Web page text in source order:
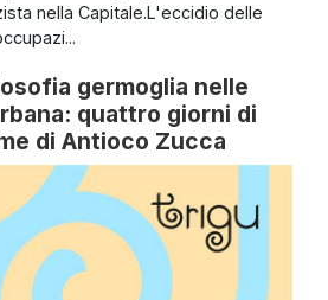
nella Capitale.L'eccidio delle
germoglia nelle
quattro giorni di
di Antioco Zucca